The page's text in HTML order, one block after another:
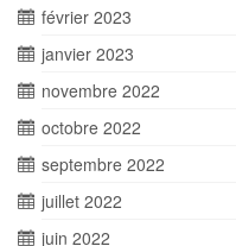
février 2023
janvier 2023
novembre 2022
octobre 2022
septembre 2022
juillet 2022
juin 2022